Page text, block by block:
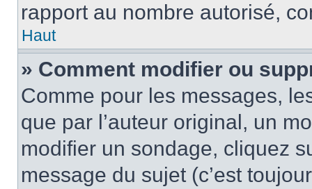
rapport au nombre autorisé,
Haut
» Comment modifier ou
Comme pour les messages,
que par l’auteur original, un
modifier un sondage, cliquez
message du sujet (c’est